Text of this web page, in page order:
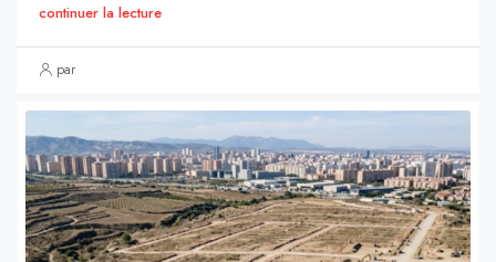
continuer la lecture
par